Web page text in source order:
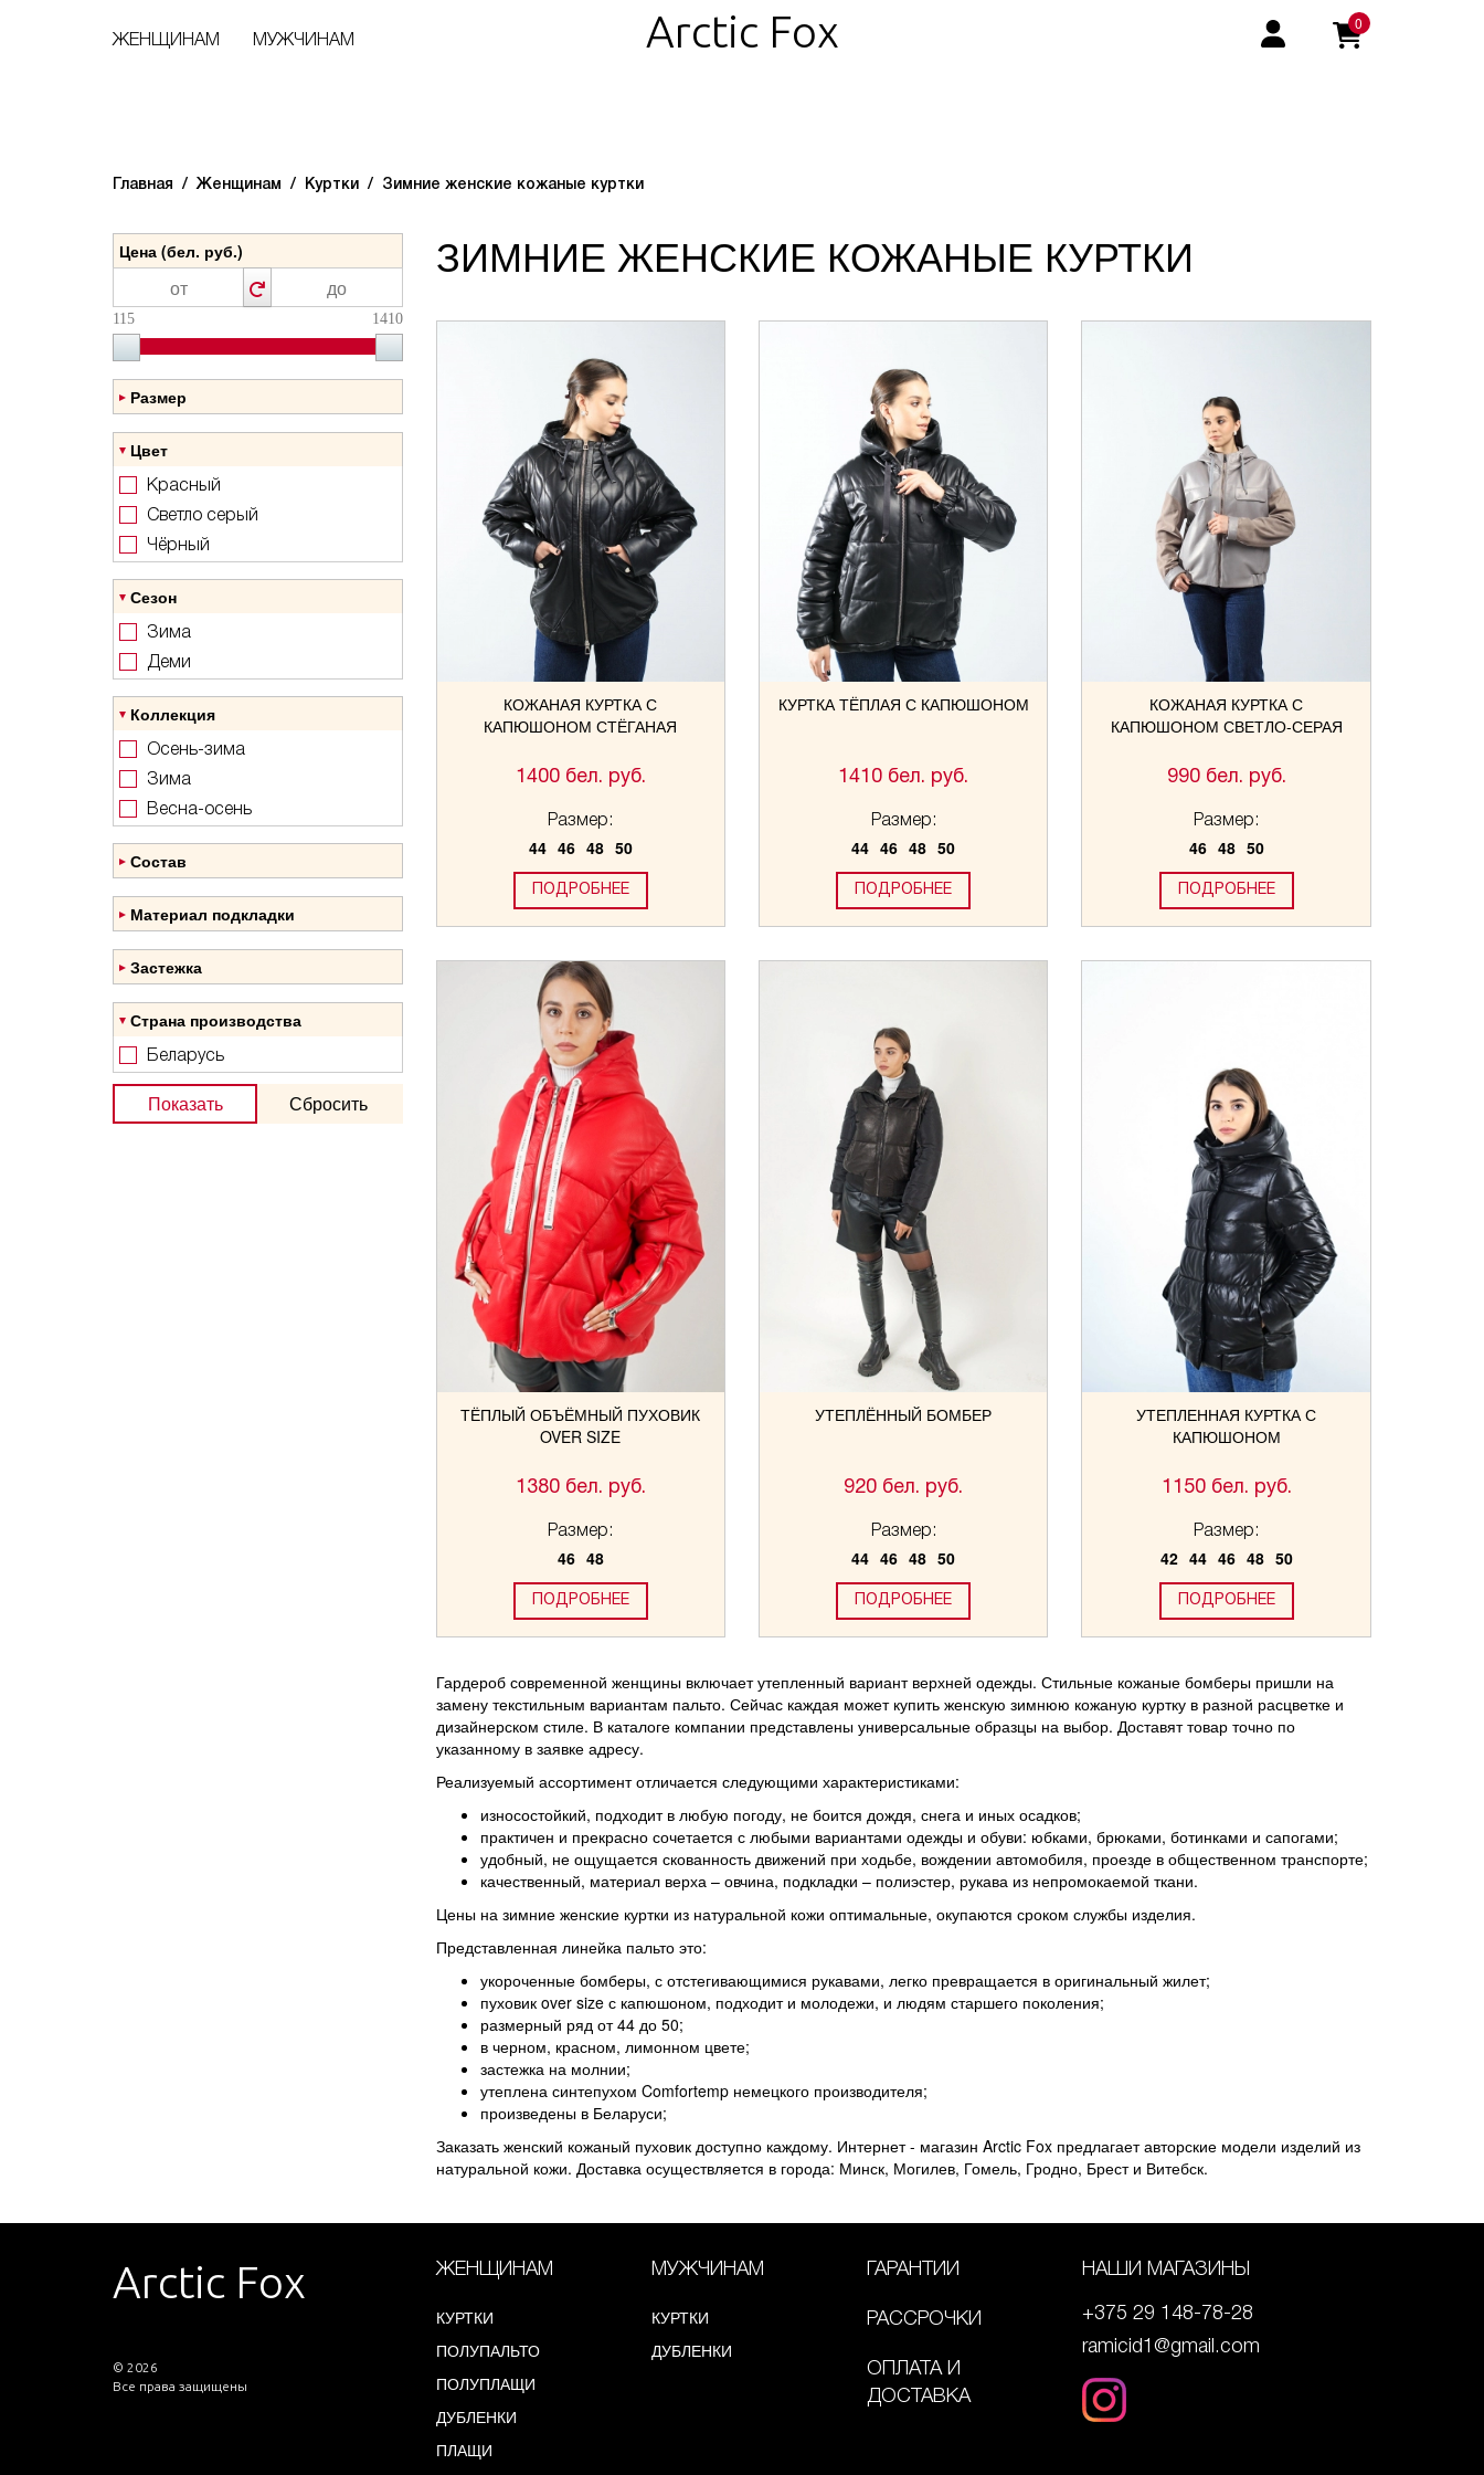
Arctic Fox
ЖЕНЩИНАМ МУЖЧИНАМ
0
Главная Женщинам Куртки Зимние женские кожаные куртки
Цена (бел. руб.)
115 1410
Размер
42
46
48
50
Цвет
Красный
Светло серый
Чёрный
Сезон
Зима
Деми
Коллекция
Осень-зима
Зима
Весна-осень
Состав
Овчина
Материал подкладки
Полиэстер
Застежка
Молния
Страна производства
Беларусь
Показать Сбросить
ЗИМНИЕ ЖЕНСКИЕ КОЖАНЫЕ КУРТКИ
КОЖАНАЯ КУРТКА С
КАПЮШОНОМ СТЁГАНАЯ
1400 бел. руб.
Размер:
44 46 48 50
ПОДРОБНЕЕ
КУРТКА ТЁПЛАЯ С КАПЮШОНОМ
1410 бел. руб.
Размер:
44 46 48 50
ПОДРОБНЕЕ
КОЖАНАЯ КУРТКА С
КАПЮШОНОМ СВЕТЛО-СЕРАЯ
990 бел. руб.
Размер:
46 48 50
ПОДРОБНЕЕ
ТЁПЛЫЙ ОБЪЁМНЫЙ ПУХОВИК
OVER SIZE
1380 бел. руб.
Размер:
46 48
ПОДРОБНЕЕ
УТЕПЛЁННЫЙ БОМБЕР
920 бел. руб.
Размер:
44 46 48 50
ПОДРОБНЕЕ
УТЕПЛЕННАЯ КУРТКА С
КАПЮШОНОМ
1150 бел. руб.
Размер:
42 44 46 48 50
ПОДРОБНЕЕ
Гардероб современной женщины включает утепленный вариант верхней одежды. Стильные кожаные бомберы пришли на
замену текстильным вариантам пальто. Сейчас каждая может купить женскую зимнюю кожаную куртку в разной расцветке и
дизайнерском стиле. В каталоге компании представлены универсальные образцы на выбор. Доставят товар точно по
указанному в заявке адресу.
Реализуемый ассортимент отличается следующими характеристиками:
износостойкий, подходит в любую погоду, не боится дождя, снега и иных осадков;
практичен и прекрасно сочетается с любыми вариантами одежды и обуви: юбками, брюками, ботинками и сапогами;
удобный, не ощущается скованность движений при ходьбе, вождении автомобиля, проезде в общественном транспорте;
качественный, материал верха – овчина, подкладки – полиэстер, рукава из непромокаемой ткани.
Цены на зимние женские куртки из натуральной кожи оптимальные, окупаются сроком службы изделия.
Представленная линейка пальто это:
укороченные бомберы, с отстегивающимися рукавами, легко превращается в оригинальный жилет;
пуховик over size с капюшоном, подходит и молодежи, и людям старшего поколения;
размерный ряд от 44 до 50;
в черном, красном, лимонном цвете;
застежка на молнии;
утеплена синтепухом Comfortemp немецкого производителя;
произведены в Беларуси;
Заказать женский кожаный пуховик доступно каждому. Интернет - магазин Arctic Fox предлагает авторские модели изделий из
натуральной кожи. Доставка осуществляется в города: Минск, Могилев, Гомель, Гродно, Брест и Витебск.
НАШИ МАГАЗИНЫ
+375 29 148-78-28
ramicid1@gmail.com
Arctic Fox
© 2026
Все права защищены
ЖЕНЩИНАМ
КУРТКИ
ПОЛУПАЛЬТО
ПОЛУПЛАЩИ
ДУБЛЕНКИ
ПЛАЩИ
МУЖЧИНАМ
КУРТКИ
ДУБЛЕНКИ
ГАРАНТИИ
РАССРОЧКИ
ОПЛАТА И
ДОСТАВКА